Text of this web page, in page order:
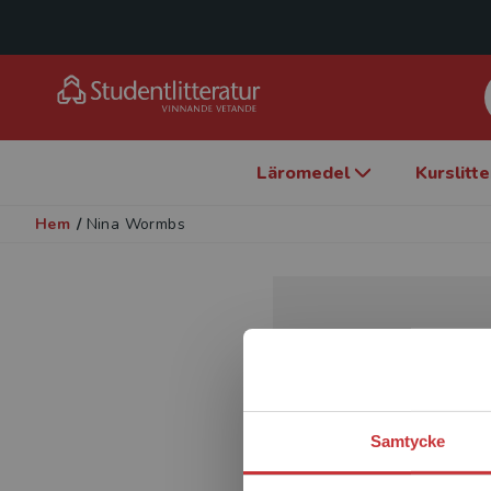
Samtycke
Läromedel
Hem / Nina Wormbs